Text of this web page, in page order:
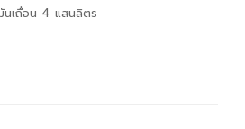
นเถื่อน 4 แสนลิตร